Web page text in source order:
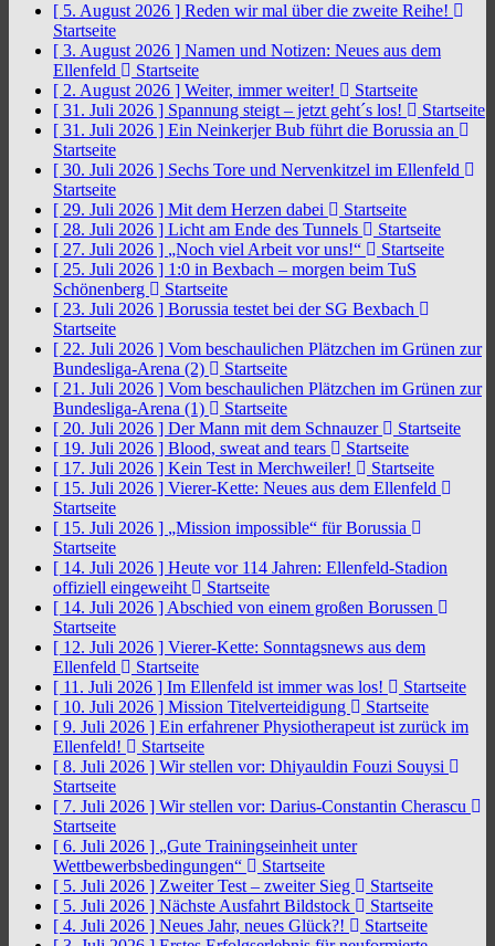
[ 5. August 2026 ] Reden wir mal über die zweite Reihe!
Startseite
[ 3. August 2026 ] Namen und Notizen: Neues aus dem
Ellenfeld
Startseite
[ 2. August 2026 ] Weiter, immer weiter!
Startseite
[ 31. Juli 2026 ] Spannung steigt – jetzt geht´s los!
Startseite
[ 31. Juli 2026 ] Ein Neinkerjer Bub führt die Borussia an
Startseite
[ 30. Juli 2026 ] Sechs Tore und Nervenkitzel im Ellenfeld
Startseite
[ 29. Juli 2026 ] Mit dem Herzen dabei
Startseite
[ 28. Juli 2026 ] Licht am Ende des Tunnels
Startseite
[ 27. Juli 2026 ] „Noch viel Arbeit vor uns!“
Startseite
[ 25. Juli 2026 ] 1:0 in Bexbach – morgen beim TuS
Schönenberg
Startseite
[ 23. Juli 2026 ] Borussia testet bei der SG Bexbach
Startseite
[ 22. Juli 2026 ] Vom beschaulichen Plätzchen im Grünen zur
Bundesliga-Arena (2)
Startseite
[ 21. Juli 2026 ] Vom beschaulichen Plätzchen im Grünen zur
Bundesliga-Arena (1)
Startseite
[ 20. Juli 2026 ] Der Mann mit dem Schnauzer
Startseite
[ 19. Juli 2026 ] Blood, sweat and tears
Startseite
[ 17. Juli 2026 ] Kein Test in Merchweiler!
Startseite
[ 15. Juli 2026 ] Vierer-Kette: Neues aus dem Ellenfeld
Startseite
[ 15. Juli 2026 ] „Mission impossible“ für Borussia
Startseite
[ 14. Juli 2026 ] Heute vor 114 Jahren: Ellenfeld-Stadion
offiziell eingeweiht
Startseite
[ 14. Juli 2026 ] Abschied von einem großen Borussen
Startseite
[ 12. Juli 2026 ] Vierer-Kette: Sonntagsnews aus dem
Ellenfeld
Startseite
[ 11. Juli 2026 ] Im Ellenfeld ist immer was los!
Startseite
[ 10. Juli 2026 ] Mission Titelverteidigung
Startseite
[ 9. Juli 2026 ] Ein erfahrener Physiotherapeut ist zurück im
Ellenfeld!
Startseite
[ 8. Juli 2026 ] Wir stellen vor: Dhiyauldin Fouzi Souysi
Startseite
[ 7. Juli 2026 ] Wir stellen vor: Darius-Constantin Cherascu
Startseite
[ 6. Juli 2026 ] „Gute Trainingseinheit unter
Wettbewerbsbedingungen“
Startseite
[ 5. Juli 2026 ] Zweiter Test – zweiter Sieg
Startseite
[ 5. Juli 2026 ] Nächste Ausfahrt Bildstock
Startseite
[ 4. Juli 2026 ] Neues Jahr, neues Glück?!
Startseite